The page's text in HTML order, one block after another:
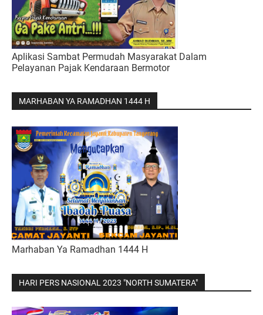
Aplikasi Sambat Permudah Masyarakat Dalam
Pelayanan Pajak Kendaraan Bermotor
MARHABAN YA RAMADHAN 1444 H
Marhaban Ya Ramadhan 1444 H
HARI PERS NASIONAL 2023 "NORTH SUMATERA"